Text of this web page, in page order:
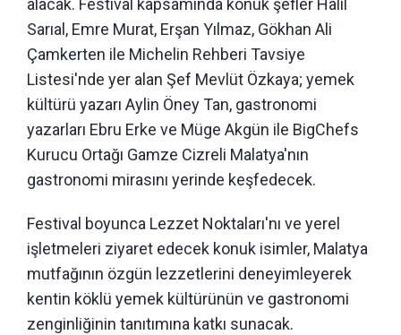
alacak. Festival kapsamında konuk şefler Halil
Sarıal, Emre Murat, Erşan Yılmaz, Gökhan Ali
Çamkerten ile Michelin Rehberi Tavsiye
Listesi'nde yer alan Şef Mevlüt Özkaya; yemek
kültürü yazarı Aylin Öney Tan, gastronomi
yazarları Ebru Erke ve Müge Akgün ile BigChefs
Kurucu Ortağı Gamze Cizreli Malatya'nın
gastronomi mirasını yerinde keşfedecek.
Festival boyunca Lezzet Noktaları'nı ve yerel
işletmeleri ziyaret edecek konuk isimler, Malatya
mutfağının özgün lezzetlerini deneyimleyerek
kentin köklü yemek kültürünün ve gastronomi
zenginliğinin tanıtımına katkı sunacak.